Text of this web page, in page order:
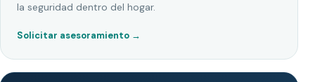
la seguridad dentro del hogar.
Solicitar asesoramiento →